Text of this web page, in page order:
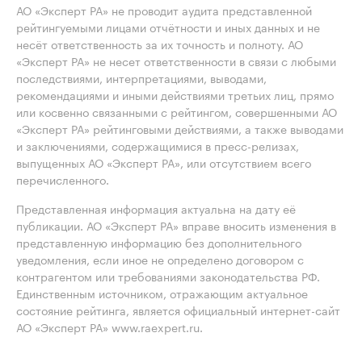
АО «Эксперт РА» не проводит аудита представленной
рейтингуемыми лицами отчётности и иных данных и не
несёт ответственность за их точность и полноту. АО
«Эксперт РА» не несет ответственности в связи с любыми
последствиями, интерпретациями, выводами,
рекомендациями и иными действиями третьих лиц, прямо
или косвенно связанными с рейтингом, совершенными АО
«Эксперт РА» рейтинговыми действиями, а также выводами
и заключениями, содержащимися в пресс-релизах,
выпущенных АО «Эксперт РА», или отсутствием всего
перечисленного.
Представленная информация актуальна на дату её
публикации. АО «Эксперт РА» вправе вносить изменения в
представленную информацию без дополнительного
уведомления, если иное не определено договором с
контрагентом или требованиями законодательства РФ.
Единственным источником, отражающим актуальное
состояние рейтинга, является официальный интернет-сайт
АО «Эксперт РА» www.raexpert.ru.